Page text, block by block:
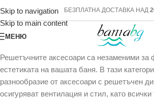
Skip to navigation
Skip to main content
БЕЗПЛАТНА ДОСТАВКА НАД
МЕНЮ
Решетъчните аксесоари са незаменими за
естетиката на вашата баня. В тази
разнообразие от аксесоари с решетъчен
осигуряват вентилация и стил, като